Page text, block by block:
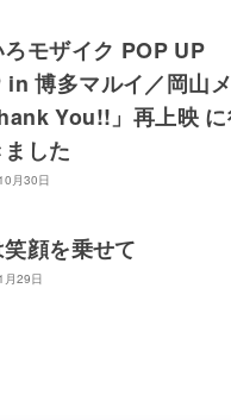
ろモザイク POP UP
in 博多マルイ／岡山
You!!」再上映
した
月30日
顔を乗せて
29日